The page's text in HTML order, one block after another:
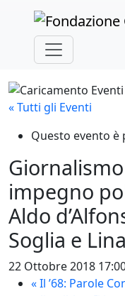
Skip to main content
« Tutti gli Eventi
Questo evento è
impegno
Aldo
Soglia e
22 Ottobre 2018
«Il ’68: Parole